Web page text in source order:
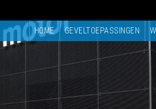
HOME GEVELTOEPASSINGEN